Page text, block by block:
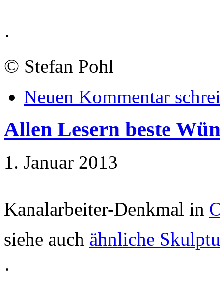
·
© Stefan Pohl
Neuen Kommentar
Allen Lesern beste
1. Januar 2013
Kanalarbeiter-Denkmal in
siehe auch ähnliche
·